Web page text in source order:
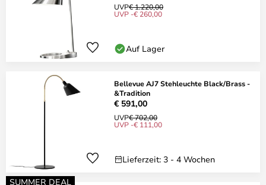
UVP€ 1.220,00
UVP -€ 260,00
Auf Lager
Bellevue AJ7 Stehleuchte Black/Brass -
&Tradition
€ 591,00
UVP€ 702,00
UVP -€ 111,00
Lieferzeit: 3 - 4 Wochen
SUMMER DEAL